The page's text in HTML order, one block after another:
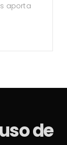
aporta
de